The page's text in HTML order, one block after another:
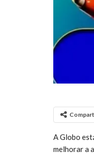
A Globo
melhorar a